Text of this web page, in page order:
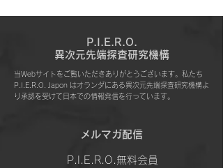
P.I.E.R.O.
​異次元先端探査研究機構
当Webサイトをご覧いただきありがとうございます。私たち
P.I.E.R.O. Japon はオランダにある異次元先端探査研究機構よ
り承認を受けて日本での情報発信を行っています。
​メルマガ配信
P.I.E.R.O.無料会員